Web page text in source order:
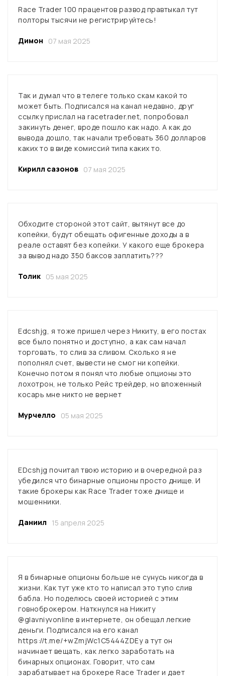
Race Trader 100 працентов развод правтыкал тут
полторы тысячи не регистрируйтесь!
Димон 07 мая 2025
Так и думал что в телеге только скам какой то
может быть. Подписался на канал недавно, друг
ссылку прислал на racetrader.net, попробовал
закинуть денег, вроде пошло как надо. А как до
вывода дошло, так начали требовать 360 долларов
каких то в виде комиссий типа каких то.
Кирилл сазонов 07 мая 2025
Обходите стороной этот сайт, вытянут все до
копейки, будут обещать офигенные доходы а в
реале оставят без копейки. У какого еще брокера
за вывод надо 350 баксов заплатить???
Толик 05 мая 2025
Edcshjg, я тоже пришел через Никиту, в его постах
все было понятно и доступно, а как сам начал
торговать, то слив за сливом. Сколько я не
пополнял счет, вывести не смог ни копейки.
Конечно потом я понял что любые опционы это
лохотрон, не только Рейс трейдер, но вложенный
косарь мне никто не вернет
Мурчелло 05 мая 2025
EDcshjg почитал твою историю и в очередной раз
убедился что бинарные опционы просто днище. И
такие брокеры как Race Trader тоже днище и
мошенники.
Даниил 15 апреля 2025
Я в бинарные опционы больше не сунусь никогда в
жизни. Как тут уже кто то написал это тупо слив
бабла. Но поделюсь своей историей с этим
говноброкером. Наткнулся на Никиту
@glavniyvonline в интернете, он обещал легкие
деньги. Подписался на его канал
https://t.me/+wZmjWc1C5444ZDEy а тут он
начинает вещать, как легко заработать на
бинарных опционах. Говорит, что сам
зарабатывает на брокере Race Trader и дает